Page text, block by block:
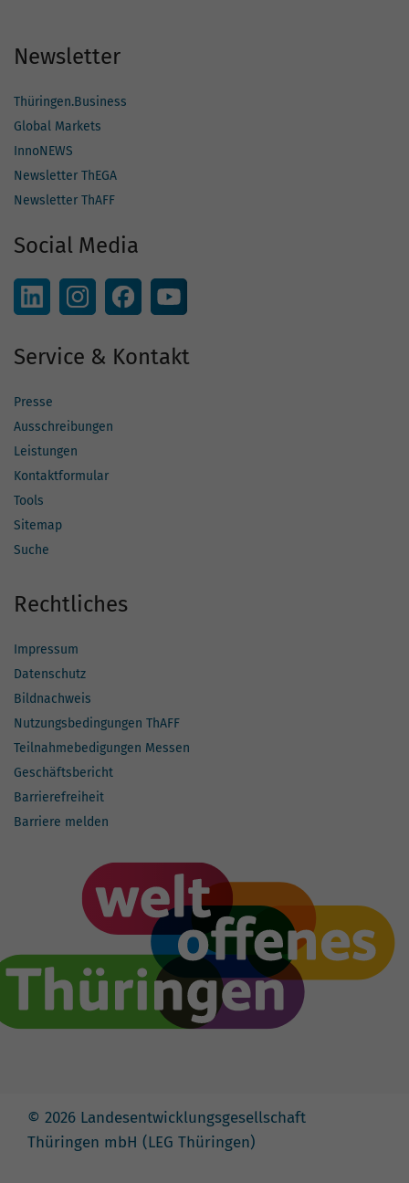
Newsletter
Thüringen.Business
Global Markets
InnoNEWS
Newsletter ThEGA
Newsletter ThAFF
Social Media
Service & Kontakt
Presse
Ausschreibungen
Leistungen
Kontaktformular
Tools
Sitemap
Suche
Rechtliches
Impressum
Datenschutz
Bildnachweis
Nutzungsbedingungen ThAFF
Teilnahmebedigungen Messen
Geschäftsbericht
Barrierefreiheit
Barriere melden
© 2026 Landesentwicklungsgesellschaft
Thüringen mbH (LEG Thüringen)